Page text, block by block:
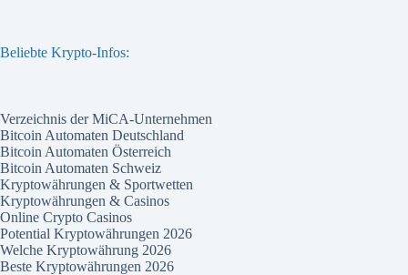
Beliebte Krypto-Infos:
Verzeichnis der MiCA-Unternehmen
Bitcoin Automaten Deutschland
Bitcoin Automaten Österreich
Bitcoin Automaten Schweiz
Kryptowährungen & Sportwetten
Kryptowährungen & Casinos
Online Crypto Casinos
Potential Kryptowährungen 2026
Welche Kryptowährung 2026
Beste Kryptowährungen 2026